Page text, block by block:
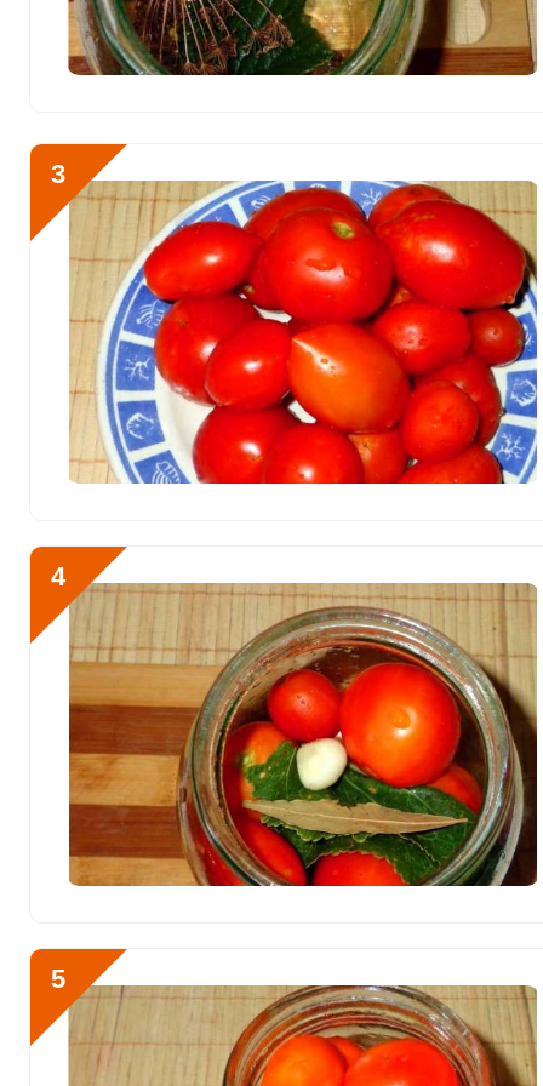
Фосфор 207.7 мг
Алюминий
Железо 2.8 мг
Йод 11 мкг
Кобальт 7 мкг
Литий 104.5 мкг
Марганец 0.5 мкг
Медь 410 мкг
Рубидий
Селен
Фтор 1115.5 мкг
Хром 0.5 мкг
Цинк 1.2 мг
900 мкг
Ванадий 20 мкг
3
4
5